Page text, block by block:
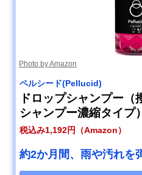
Photo by Amazon
ペルシード(Pellucid)
ドロップシャンプー
シャンプー濃縮タイプ
税込み1,192円（Amazon）
約2か月間、雨や汚れを